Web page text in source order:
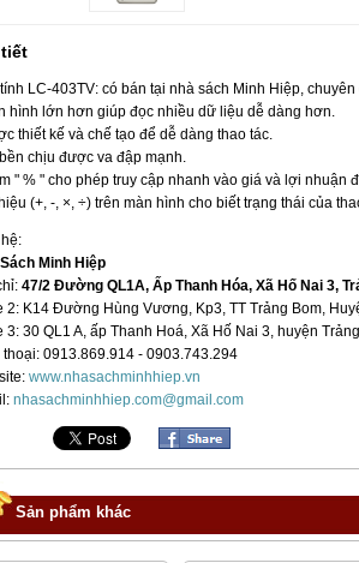
LC-403TV: có bán tại nhà sách Minh Hiệp,
hình lớn hơn giúp đọc nhiều dữ liệu dễ dàng hơn.
thiết kế và chế tạo để dễ dàng thao tác.
chịu được va đập mạnh.
" % " cho phép truy cập nhanh vào giá và lợi nhuận
(+, -, ×, ÷) trên màn hình cho biết trạng thái của
Minh Hiệp
47/2 Đường QL1A, Ấp Thanh Hóa, Xã Hố Nai 3,
2: K14 Đường Hùng Vương, Kp3, TT Trảng Bom,
3: 30 QL1 A, ấp Thanh Hoá, Xã Hố Nai 3, huyện
0913.869.914 - 0903.743.294
www.nhasachminhhiep.vn
nhasachminhhiep.com@gmail.com
Sản phẩm khác